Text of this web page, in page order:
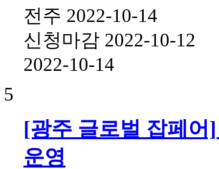
전주 2022-10-14
신청마감 2022-10-12
2022-10-14
5
[광주 글로벌 잡페어
운영